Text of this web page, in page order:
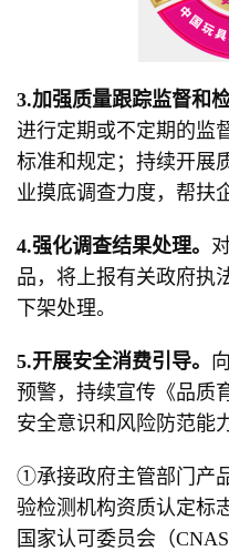
3.加强质量跟踪监督和检
进行定期或不定期的监
标准和规定；持续开展
业摸底调查力度，帮扶
4.强化调查结果处理。
品，将上报有关政府执
下架处理。
5.开展安全消费引导。
预警，持续宣传《品质
安全意识和风险防范能
①承接政府主管部门产
验检测机构资质认定标
国家认可委员会（